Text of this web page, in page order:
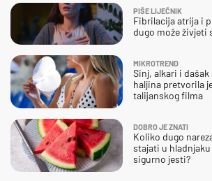
PIŠE LIJEČNIK
Fibrilacija atrija i
dugo može živjeti
MIKROTREND
Sinj, alkari i
haljina pretvorila
talijanskog filma
DOBRO JE ZNATI
Koliko dugo
stajati u
sigurno jesti?